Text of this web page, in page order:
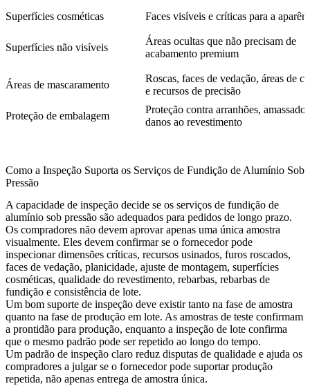
Superfícies cosméticas Faces visíveis e críticas para a
Superfícies não visíveis
Áreas ocultas que não precisam de
acabamento premium
Áreas de mascaramento
Roscas, faces de vedação, áreas de
e recursos de precisão
Proteção de embalagem
Proteção contra arranhões,
danos ao revestimento
Como a Inspeção Suporta os Serviços de Fundição de Alumínio Sob
Pressão
A capacidade de inspeção decide se os serviços de fundição de
alumínio sob pressão são adequados para pedidos de longo prazo.
Os compradores não devem aprovar apenas uma única amostra
visualmente. Eles devem confirmar se o fornecedor pode
inspecionar dimensões críticas, recursos usinados, furos roscados,
faces de vedação, planicidade, ajuste de montagem, superfícies
cosméticas, qualidade do revestimento, rebarbas, rebarbas de
fundição e consistência de lote.
Um bom suporte de inspeção deve existir tanto na fase de amostra
quanto na fase de produção em lote. As amostras de teste confirmam
a prontidão para produção, enquanto a inspeção de lote confirma
que o mesmo padrão pode ser repetido ao longo do tempo.
Um padrão de inspeção claro reduz disputas de qualidade e ajuda os
compradores a julgar se o fornecedor pode suportar produção
repetida, não apenas entrega de amostra única.